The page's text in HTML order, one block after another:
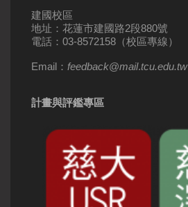
建國校區
地址：花蓮市建國路2段880號
電話：03-8572158（校區專線）
Email： feedback@mail.tcu.edu.tw
計畫與評鑑專區